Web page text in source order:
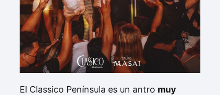
El Classico Península es un antro muy